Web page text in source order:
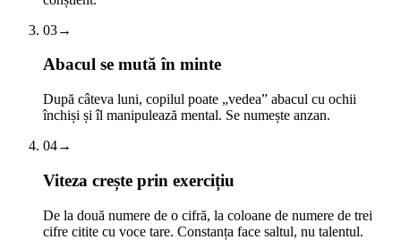
03→
Abacul se mută în minte
După câteva luni, copilul poate „vedea” abacul cu ochii
închiși și îl manipulează mental. Se numește anzan.
04→
Viteza crește prin exercițiu
De la două numere de o cifră, la coloane de numere de trei
cifre citite cu voce tare. Constanța face saltul, nu talentul.